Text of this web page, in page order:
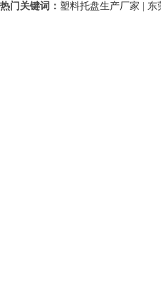
热门关键词： 塑料托盘生产厂家 东